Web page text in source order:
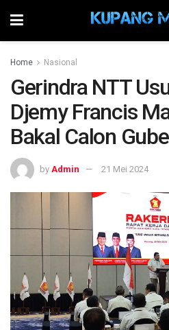
Home Nasional
Gerindra NTT
Djemy Francis
Bakal Calon
by Admin 21 Mei 2024